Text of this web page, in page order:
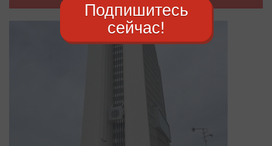
Подпишитесь
сейчас!